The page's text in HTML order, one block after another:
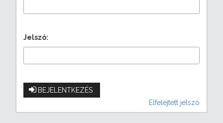
Jelszó:
BEJELENTKEZÉS
Elfelejtett jelszó